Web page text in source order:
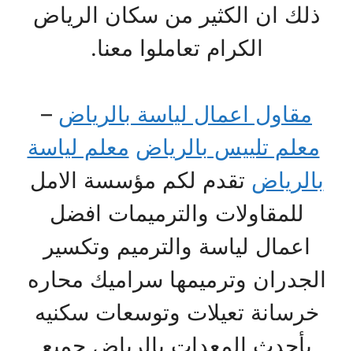
ذلك ان الكثير من سكان الرياض
الكرام تعاملوا معنا.
مقاول اعمال لياسة بالرياض –
معلم تلييس بالرياض معلم لياسة
بالرياض تقدم لكم مؤسسة الامل
للمقاولات والترميمات افضل
اعمال لياسة والترميم وتكسير
الجدران وترميمها سراميك محاره
خرسانة تعيلات وتوسعات سكنيه
بأحدث المعدات بالرياض جميع